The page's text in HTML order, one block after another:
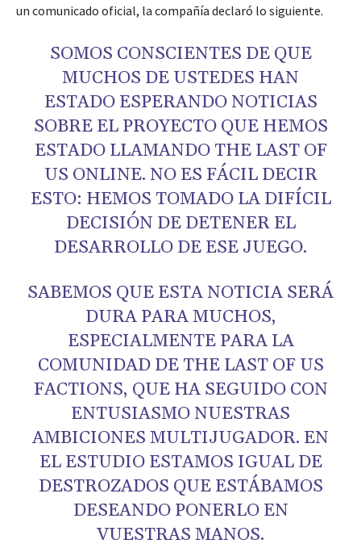
un comunicado oficial, la compañía declaró lo siguiente.
SOMOS CONSCIENTES DE QUE
MUCHOS DE USTEDES HAN
ESTADO ESPERANDO NOTICIAS
SOBRE EL PROYECTO QUE HEMOS
ESTADO LLAMANDO THE LAST OF
US ONLINE. NO ES FÁCIL DECIR
ESTO: HEMOS TOMADO LA DIFÍCIL
DECISIÓN DE DETENER EL
DESARROLLO DE ESE JUEGO.
SABEMOS QUE ESTA NOTICIA SERÁ
DURA PARA MUCHOS,
ESPECIALMENTE PARA LA
COMUNIDAD DE THE LAST OF US
FACTIONS, QUE HA SEGUIDO CON
ENTUSIASMO NUESTRAS
AMBICIONES MULTIJUGADOR. EN
EL ESTUDIO ESTAMOS IGUAL DE
DESTROZADOS QUE ESTÁBAMOS
DESEANDO PONERLO EN
VUESTRAS MANOS.